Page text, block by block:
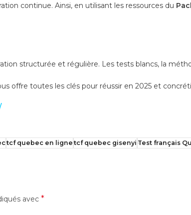
continue. Ainsi, en utilisant les ressources du
structurée et régulière. Les tests blancs, la
offre toutes les clés pour réussir en 2025 et
tcf quebec en ligne tcf quebec gisenyi Test français
avec *